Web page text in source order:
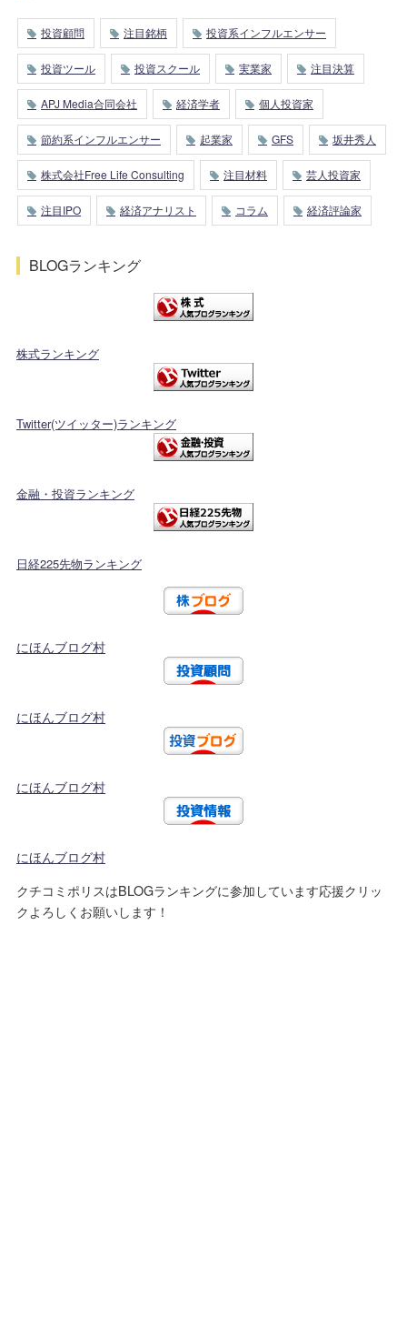
投資顧問 注目銘柄 投資系インフルエンサー
投資ツール 投資スクール 実業家 注目決算
APJ Media合同会社 経済学者 個人投資家
節約系インフルエンサー 起業家 GFS 坂井秀人
株式会社Free Life Consulting 注目材料 芸人投資家
注目IPO 経済アナリスト コラム 経済評論家
BLOGランキング
株式ランキング
Twitter(ツイッター)ランキング
金融・投資ランキング
日経225先物ランキング
にほんブログ村
にほんブログ村
にほんブログ村
にほんブログ村
クチコミポリスはBLOGランキングに参加しています応援クリッ
クよろしくお願いします！